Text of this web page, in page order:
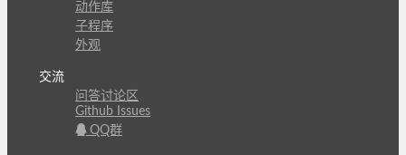
动作库
子程序
外观
交流
问答讨论区
Github Issues
QQ群